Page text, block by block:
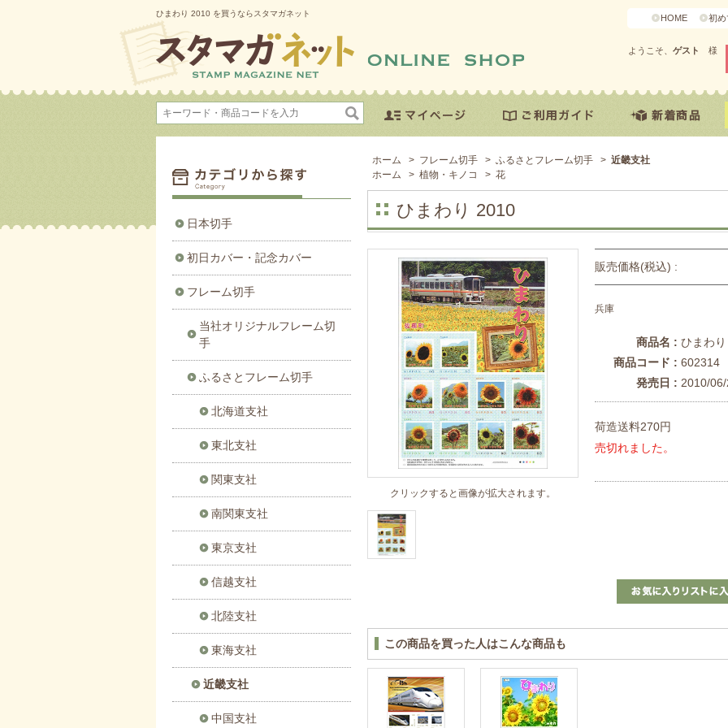
ひまわり 2010 を買うならスタマガネット HOME 初め
ようこそ、 ゲスト 様
ホーム > フレーム切手 > ふるさとフレーム切手 > 近畿支社
ホーム
> 植物・キノコ > 花
ひまわり 2010
クリックすると画像が拡大されます。
販売価格(税込) :
兵庫
商品名 : ひまわ
商品コード : 602314
発売日 : 2010/
荷造送料270円
売切れました。
この商品を買った人はこんな商品も
日本切手
初日カバー・記念カバー
フレーム切手
当社オリジナルフレーム切
手
ふるさとフレーム切手
北海道支社
東北支社
関東支社
南関東支社
東京支社
信越支社
北陸支社
東海支社
近畿支社
中国支社